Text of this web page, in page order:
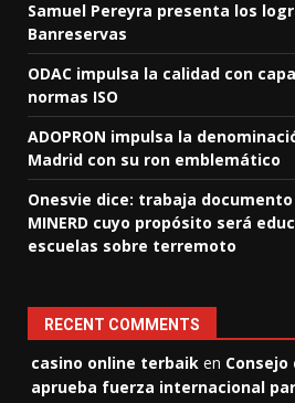
Samuel Pereyra presenta los
Banreservas
ODAC impulsa la calidad con
normas ISO
ADOPRON impulsa la
Madrid con su ron emblemático
Onesvie dice: trabaja
MINERD cuyo propósito será
escuelas sobre terremoto
RECENT COMMENTS
casino online terbaik en Consejo
aprueba fuerza internacional